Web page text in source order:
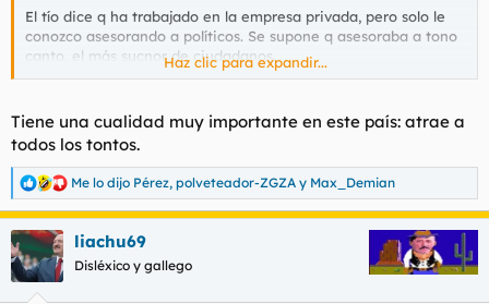
El tío dice q ha trabajado en la empresa privada, pero solo le
conozco asesorando a políticos. Se supone q asesoraba a tono
canto, el más sucnor de ciudadanos.
los panzas mileutistas? Pues que otros de lo lleven doblado, la
corrupción, pues adoptó ese lema q así arrastró a más gente.
Luego ronda por ahí un audio suyo amenazando a inspectores
de hacienda, y dice que si, q es suyo, q se joda el inspector. Por
otro lado tiene un entrevista con rubiales, donde le pregunta si
seha ido de putas y el otro le miente a la cara, y no creas q le
saca nada...
Discutan, del cni? Otro friki más? Un títere de perro Sánchez
Haz clic para expandir...
Tiene una cualidad muy importante en este país: atrae a
todos los tontos.
R
e
a
c
c
Me lo dijo Pérez, polveteador-ZGZA y Max_Demian
liachu69
Disléxico y gallego